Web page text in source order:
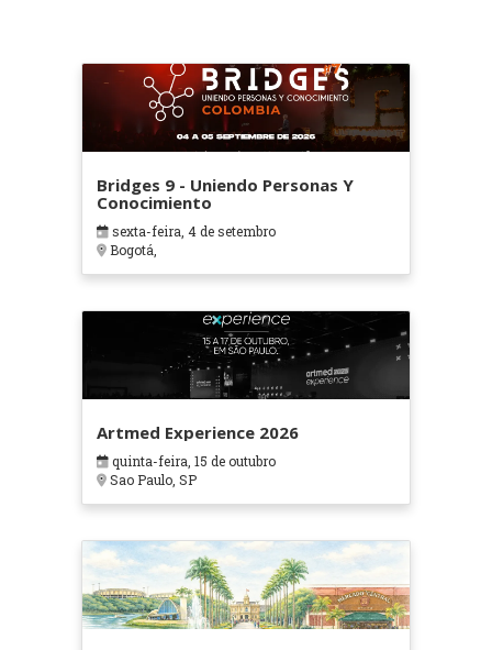
Bridges 9 - Uniendo Personas Y
Conocimiento
sexta-feira, 4 de setembro
Bogotá,
Artmed Experience 2026
quinta-feira, 15 de outubro
Sao Paulo, SP